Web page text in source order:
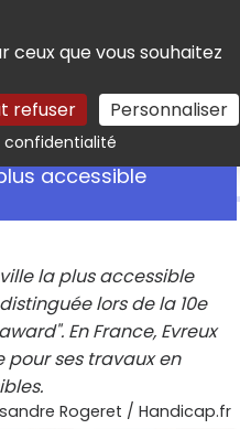
ceux que vous souhaitez
refuser Personnaliser
confidentialitéRechercher
accessible
la plus accessible
lors de la 10e
En France, Evreux
ses travaux en
Rogeret / Handicap.fr